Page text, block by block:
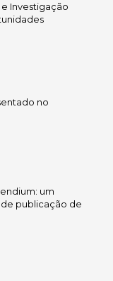
Investigação
no
um
publicação de